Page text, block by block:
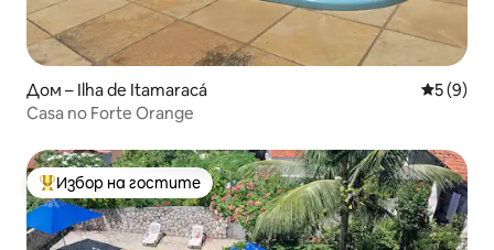
Дом – Ilha de Itamaracá Средна
5 (9)
Casa no Forte Orange
Най-популярен избор на гостите
Избор на гостите